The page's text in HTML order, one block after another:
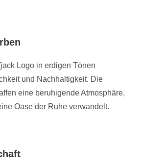
Logo in erdigen Tönen
und Nachhaltigkeit. Die
eine beruhigende Atmosphäre,
Oase der Ruhe verwandelt.